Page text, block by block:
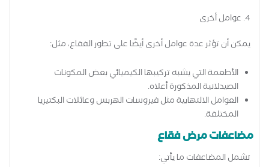
4. عوامل أخرى
يمكن أن تؤثر عدة عوامل أخرى أيضًا على تطور الفقاع، مثل:
الأطعمة التي يشبه تركيبها الكيميائي بعض المكونات
الصيدلانية المذكورة أعلاه.
العوامل الالتهابية مثل فيروسات الهربس وعائلات البكتيريا
المختلفة.
مضاعفات مرض فقاع
تشمل المضاعفات ما يأتي: